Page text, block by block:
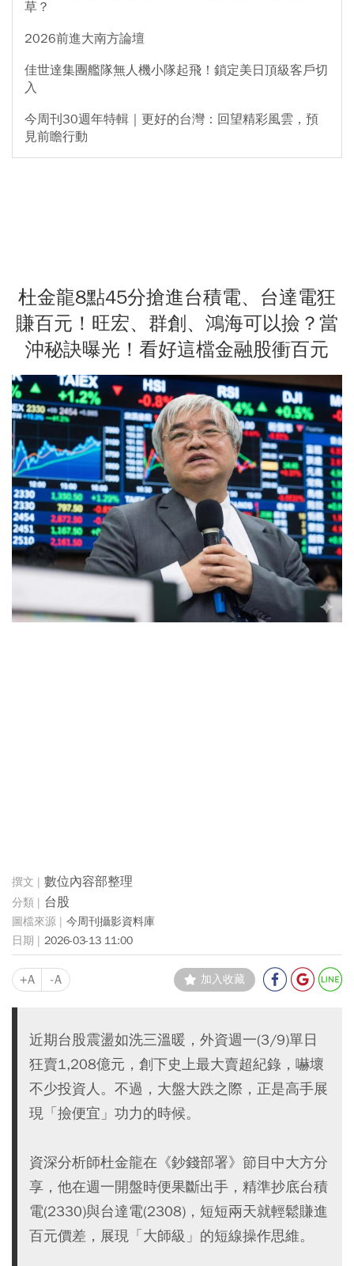
草？
2026前進大南方論壇
佳世達集團艦隊無人機小隊起飛！鎖定美日頂級客戶切
入
今周刊30週年特輯｜更好的台灣：回望精彩風雲，預
見前瞻行動
杜金龍8點45分搶進台積電、台達電狂
賺百元！旺宏、群創、鴻海可以撿？當
沖秘訣曝光！看好這檔金融股衝百元
數位內容部整理
台股
今周刊攝影資料庫
2026-03-13 11:00
+A -A 加入收藏
近期台股震盪如洗三溫暖，外資週一(3/9)單日
狂賣1,208億元，創下史上最大賣超紀錄，嚇壞
不少投資人。不過，大盤大跌之際，正是高手展
現「撿便宜」功力的時候。
資深分析師杜金龍在《鈔錢部署》節目中大方分
享，他在週一開盤時便果斷出手，精準抄底台積
電(2330)與台達電(2308)，短短兩天就輕鬆賺進
百元價差，展現「大師級」的短線操作思維。